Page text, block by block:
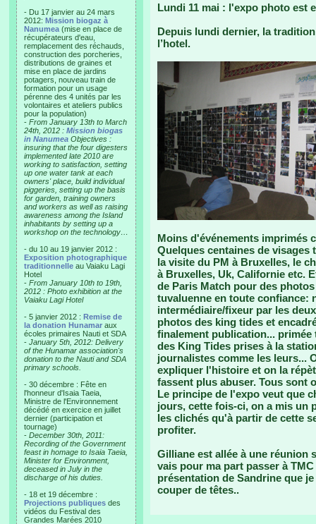
- Du 17 janvier au 24 mars
2012: Mission biogaz à
Nanumea (mise en place de
récupérateurs d'eau,
remplacement des réchauds,
construction des porcheries,
distributions de graines et
mise en place de jardins
potagers, nouveau train de
formation pour un usage
pérenne des 4 unités par les
volontaires et ateliers publics
pour la population)
- From January 13th to March
24th, 2012 : Mission biogas
in Nanumea Objectives :
insuring that the four digesters
implemented late 2010 are
working to satisfaction, setting
up one water tank at each
owners' place, build individual
piggeries, setting up the basis
for garden, training owners
and workers as well as raising
awareness among the Island
inhabitants by setting up a
workshop on the technology…
- du 10 au 19 janvier 2012 :
Exposition photographique
traditionnelle au Vaiaku Lagi
Hotel
- From January 10th to 19th,
2012 : Photo exhibition at the
Vaiaku Lagi Hotel
- 5 janvier 2012 : Remise de
la donation Hunamar aux
écoles primaires Nauti et SDA
- January 5th, 2012: Delivery
of the Hunamar association's
donation to the Nauti and SDA
primary schools.
- 30 décembre : Fête en
l'honneur d'Isaia Taeia,
Ministre de l'Environnement
décédé en exercice en juillet
dernier (participation et
tournage)
- December 30th, 2011:
Recording of the Government
feast in homage to Isaia Taeia,
Minister for Environment,
deceased in July in the
discharge of his duties.
- 18 et 19 décembre :
Projections publiques des
vidéos du Festival des
Grandes Marées 2010
Lundi 11 mai : l'expo photo est
Depuis lundi dernier, la
l’hotel.
Moins d'événements imprimés
Quelques centaines de visages
la visite du PM à Bruxelles, le
à Bruxelles, Uk, Californie etc.
de Paris Match pour des
tuvaluenne en toute confiance:
intermédiaire/fixeur par les
photos des king tides et
finalement publication...
des King Tides prises à la
journalistes comme les leurs...
expliquer l'histoire et on la
fassent plus abuser. Tous sont
Le principe de l'expo veut que
jours, cette fois-ci, on a mis un
les clichés qu'à partir de cette
profiter.
Gilliane est allée à une réunion
vais pour ma part passer à
présentation de Sandrine que
couper de têtes..